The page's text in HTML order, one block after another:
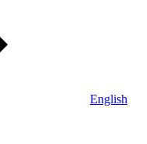
English